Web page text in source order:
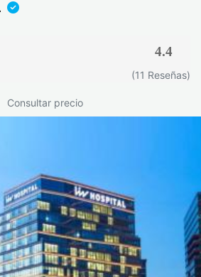
innecesarios.
burocracia médica. Es una
equilibrada durante el mes
menos dos semanas antes, ya que
día de la cirugía, sin comer ni beber
4.4
(11 Reseñas)
Consultar precio